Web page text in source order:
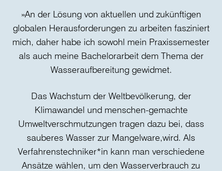
»An der Lösung von aktuellen und zukünftigen
globalen Herausforderungen zu arbeiten fasziniert
mich, daher habe ich sowohl mein Praxissemester
als auch meine Bachelorarbeit dem Thema der
Wasseraufbereitung gewidmet.
Das Wachstum der Weltbevölkerung, der
Klimawandel und menschen-gemachte
Umweltverschmutzungen tragen dazu bei, dass
sauberes Wasser zur Mangelware,wird. Als
Verfahrenstechniker*in kann man verschiedene
Ansätze wählen, um den Wasserverbrauch zu